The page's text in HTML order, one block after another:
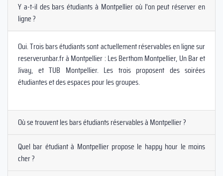
Y a-t-il des bars étudiants à Montpellier où l'on peut réserver en
ligne ?
Oui. Trois bars étudiants sont actuellement réservables en ligne sur
reserverunbar.fr à Montpellier : Les Berthom Montpellier, Un Bar et
Jivay, et TUB Montpellier. Les trois proposent des soirées
étudiantes et des espaces pour les groupes.
Où se trouvent les bars étudiants réservables à Montpellier ?
Quel bar étudiant à Montpellier propose le happy hour le moins
cher ?